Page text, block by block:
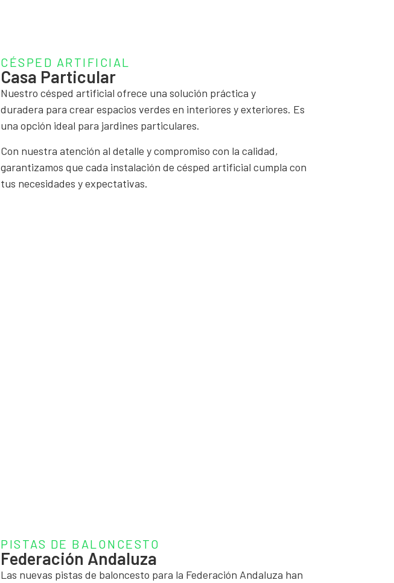
CÉSPED ARTIFICIAL
Casa Particular
Nuestro césped artificial ofrece una solución práctica y
duradera para crear espacios verdes en interiores y exteriores. Es
una opción ideal para jardines particulares.
Con nuestra atención al detalle y compromiso con la calidad,
garantizamos que cada instalación de césped artificial cumpla con
tus necesidades y expectativas.
PISTAS DE BALONCESTO
Federación Andaluza
Las nuevas pistas de baloncesto para la Federación Andaluza han